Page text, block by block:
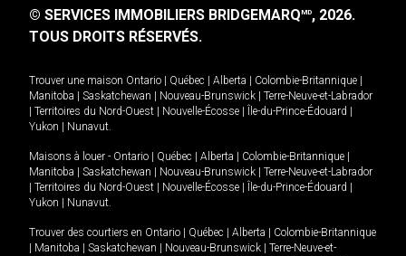
© SERVICES IMMOBILIERS BRIDGEMARQMD, 2026.
TOUS DROITS RÉSERVÉS.
Trouver une maison Ontario Québec Alberta Colombie-Britannique
Manitoba
Saskatchewan Nouveau-Brunswick
Terre-Neuve-et-Labrador
Territoires du Nord-Ouest Nouvelle-Écosse Île-du-Prince-Édouard
Yukon
Nunavut.
Maisons à louer - Ontario Québec Alberta Colombie-Britannique
Manitoba
Saskatchewan Nouveau-Brunswick
Terre-Neuve-et-Labrador
Territoires du Nord-Ouest Nouvelle-Écosse Île-du-Prince-Édouard
Yukon
Nunavut.
Trouver des courtiers en Ontario Québec Alberta
Colombie-Britannique
Manitoba Saskatchewan Nouveau-Brunswick
Terre-Neuve-et-